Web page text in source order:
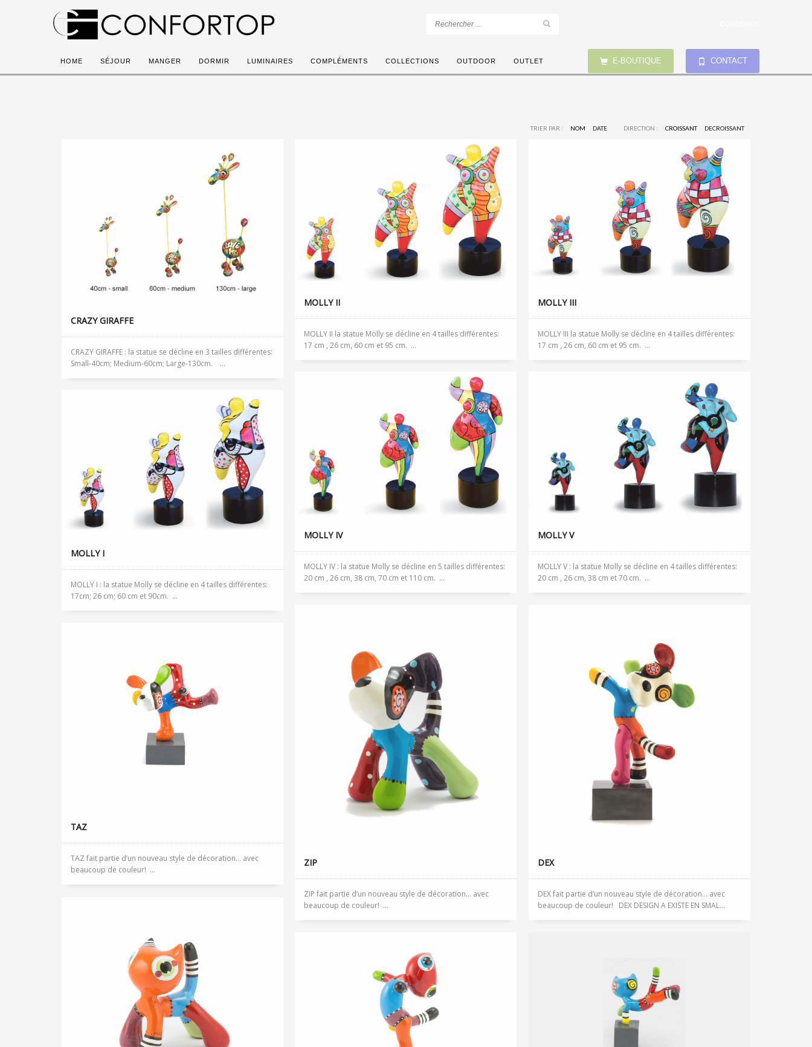
HOME SÉJOUR MANGER DORMIR LUMINAIRES COMPLÉMENTS COLLECTIONS OUTDOOR OUTLET E-BOUTIQUE CONTACT
TRIER PAR : NOM DATE DIRECTION : CROISSANT DECROISSANT
CRAZY GIRAFFE
CRAZY GIRAFFE : la statue se décline en 3 tailles différentes:
Small-40cm; Medium-60cm; Large-130cm. ...
MOLLY II
MOLLY II la statue Molly se décline en 4 tailles différentes:
17 cm , 26 cm, 60 cm et 95 cm. ...
MOLLY III
MOLLY III la statue Molly se décline en 4 tailles différentes:
17 cm , 26 cm, 60 cm et 95 cm. ...
MOLLY IV
MOLLY IV : la statue Molly se décline en 5 tailles différentes:
20 cm , 26 cm, 38 cm, 70 cm et 110 cm. ...
MOLLY V
MOLLY V : la statue Molly se décline en 4 tailles différentes:
20 cm , 26 cm, 38 cm et 70 cm. ...
MOLLY I
MOLLY I : la statue Molly se décline en 4 tailles différentes:
17cm; 26 cm; 60 cm et 90cm. ...
TAZ
TAZ fait partie d’un nouveau style de décoration… avec
beaucoup de couleur! ...
DEX
DEX fait partie d’un nouveau style de décoration… avec
beaucoup de couleur! DEX DESIGN A EXISTE EN SMAL...
ZIP
ZIP fait partie d’un nouveau style de décoration… avec
beaucoup de couleur! ...